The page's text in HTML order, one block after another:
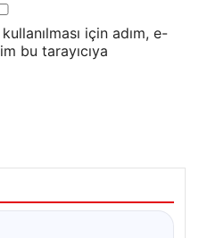
için adım, e-
bu tarayıcıya